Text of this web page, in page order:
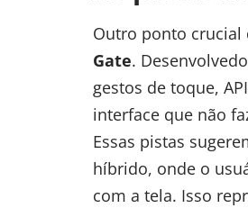
Outro ponto crucial
Gate.
gestos de toque,
interface que não
Essas pistas
híbrido, onde o
com a tela. Isso